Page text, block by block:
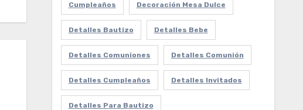
Cumpleaños Decoración Mesa Dulce
Detalles Bautizo Detalles Bebe
Detalles Comuniones Detalles Comunión
Detalles Cumpleaños Detalles Invitados
Detalles Para Bautizo